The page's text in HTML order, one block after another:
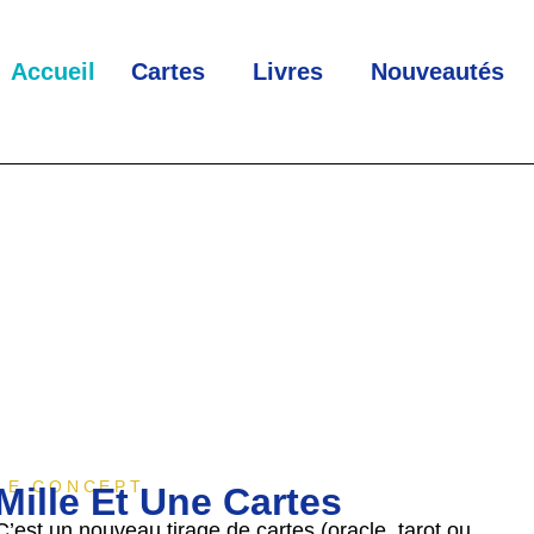
Accueil Cartes Livres Nouveautés
CONCEPTEt Une Cartes